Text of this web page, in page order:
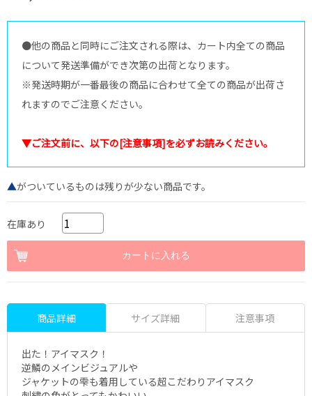
●他の商品と同時にご注文される際は、カート内全ての商品
について発送準備ができ次第の出荷となります。
※発送時期が一番最後の商品に合わせて全ての商品が出荷さ
れますのでご注意ください。
▼ご注文前に、以下の[注意事項]を必ずお読みください。
▲がついているものは残りが少ない商品です。
在庫あり
商品詳細 サイズ詳細 注意事項
出た！アイマスク！
逆鱗のメインビジュアルや
ジャケットの雫も着用している超こだわりアイマスク